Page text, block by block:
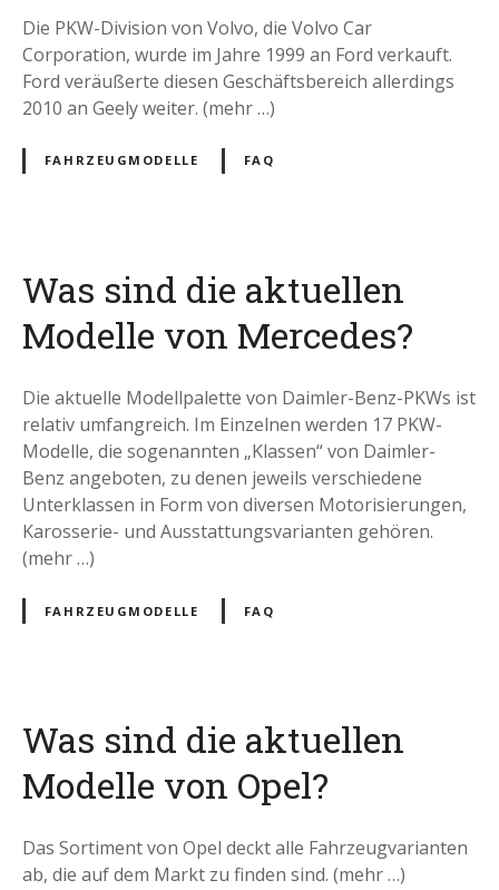
Die PKW-Division von Volvo, die Volvo Car
Corporation, wurde im Jahre 1999 an Ford verkauft.
Ford veräußerte diesen Geschäftsbereich allerdings
2010 an Geely weiter. (mehr …)
FAHRZEUGMODELLE FAQ
Was sind die aktuellen
Modelle von Mercedes?
Die aktuelle Modellpalette von Daimler-Benz-PKWs ist
relativ umfangreich. Im Einzelnen werden 17 PKW-
Modelle, die sogenannten „Klassen“ von Daimler-
Benz angeboten, zu denen jeweils verschiedene
Unterklassen in Form von diversen Motorisierungen,
Karosserie- und Ausstattungsvarianten gehören.
(mehr …)
FAHRZEUGMODELLE FAQ
Was sind die aktuellen
Modelle von Opel?
Das Sortiment von Opel deckt alle Fahrzeugvarianten
ab, die auf dem Markt zu finden sind. (mehr …)